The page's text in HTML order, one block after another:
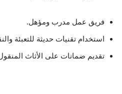
فريق عمل مدرب ومؤهل.
استخدام تقنيات حديثة للتعبئة
تقديم ضمانات على الأثاث